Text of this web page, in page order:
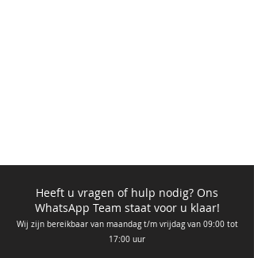
Heeft u vragen of hulp nodig? Ons
WhatsApp Team staat voor u klaar!
Wij zijn bereikbaar van maandag t/m vrijdag van 09:00 tot
17:00 uur